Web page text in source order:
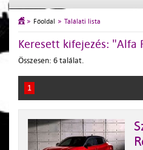
Főoldal Találati lista
Keresett kifejezés: "Alfa
Összesen: 6 találat.
1